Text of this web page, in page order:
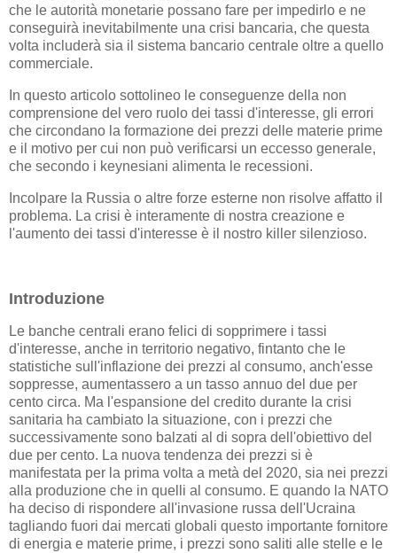
che le autorità monetarie possano fare per impedirlo e ne
conseguirà inevitabilmente una crisi bancaria, che questa
volta includerà sia il sistema bancario centrale oltre a quello
commerciale.
In questo articolo sottolineo le conseguenze della non
comprensione del vero ruolo dei tassi d'interesse, gli errori
che circondano la formazione dei prezzi delle materie prime
e il motivo per cui non può verificarsi un eccesso generale,
che secondo i keynesiani alimenta le recessioni.
Incolpare la Russia o altre forze esterne non risolve affatto il
problema. La crisi è interamente di nostra creazione e
l'aumento dei tassi d'interesse è il nostro killer silenzioso.
Introduzione
Le banche centrali erano felici di sopprimere i tassi
d'interesse, anche in territorio negativo, fintanto che le
statistiche sull'inflazione dei prezzi al consumo, anch'esse
soppresse, aumentassero a un tasso annuo del due per
cento circa. Ma l'espansione del credito durante la crisi
sanitaria ha cambiato la situazione, con i prezzi che
successivamente sono balzati al di sopra dell'obiettivo del
due per cento. La nuova tendenza dei prezzi si è
manifestata per la prima volta a metà del 2020, sia nei prezzi
alla produzione che in quelli al consumo. E quando la NATO
ha deciso di rispondere all'invasione russa dell'Ucraina
tagliando fuori dai mercati globali questo importante fornitore
di energia e materie prime, i prezzi sono saliti alle stelle e le